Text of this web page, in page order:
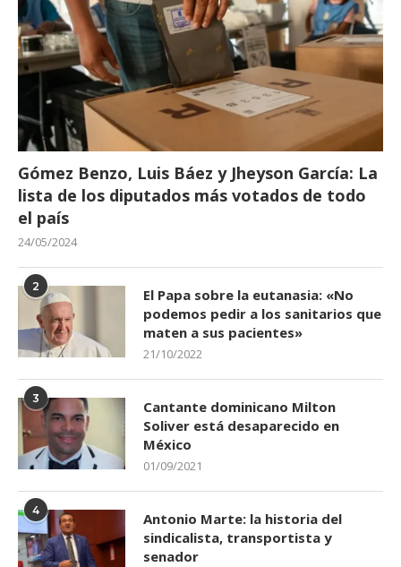
Gómez Benzo, Luis Báez y Jheyson García: La
lista de los diputados más votados de todo
el país
24/05/2024
2
El Papa sobre la eutanasia: «No
podemos pedir a los sanitarios que
maten a sus pacientes»
21/10/2022
3
Cantante dominicano Milton
Soliver está desaparecido en
México
01/09/2021
4
Antonio Marte: la historia del
sindicalista, transportista y
senador